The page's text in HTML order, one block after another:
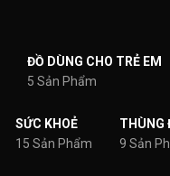
ĐỒ DÙNG CHO TRẺ EM
5 Sản Phẩm
SỨC KHOẺ
15 Sản Phẩm
THÙNG
9 Sản